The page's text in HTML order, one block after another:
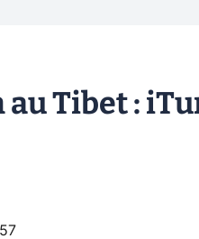
Tibet :